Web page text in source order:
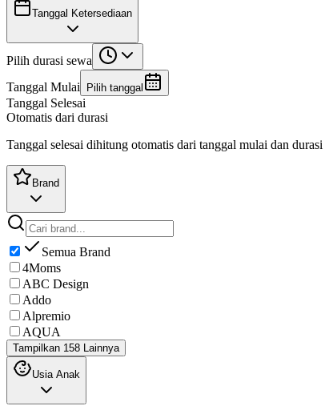
Tanggal Ketersediaan
Pilih durasi sewa
Tanggal Mulai
Pilih tanggal
Tanggal Selesai
Otomatis dari durasi
Tanggal selesai dihitung otomatis dari tanggal mulai dan durasi
Brand
Semua Brand
4Moms
ABC Design
Addo
Alpremio
AQUA
Tampilkan 158 Lainnya
Usia Anak